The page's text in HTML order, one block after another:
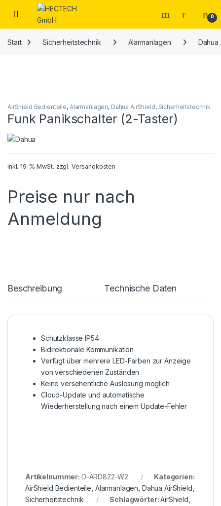
Open 0
Start Sicherheitstechnik Alarmanlagen Dahua
AirShield Bedienteile, Alarmanlagen, Dahua AirShield, Sicherheitstechnik
Funk Panikschalter (2-Taster)
inkl. 19 % MwSt. zzgl. Versandkosten
Preise nur nach
Anmeldung
Beschreibung Technische Daten
Schutzklasse IP54
Bidirektionale Kommunikation
Verfügt über mehrere LED-Farben zur Anzeige
von verschiedenen Zuständen
Keine versehentliche Auslösung möglich
Cloud-Update und automatische
Wiederherstellung nach einem Update-Fehler
Artikelnummer: D-ARD822-W2
Kategorien:
AirShield Bedienteile Alarmanlagen Dahua AirShield
Sicherheitstechnik
Schlagwörter:AirShield